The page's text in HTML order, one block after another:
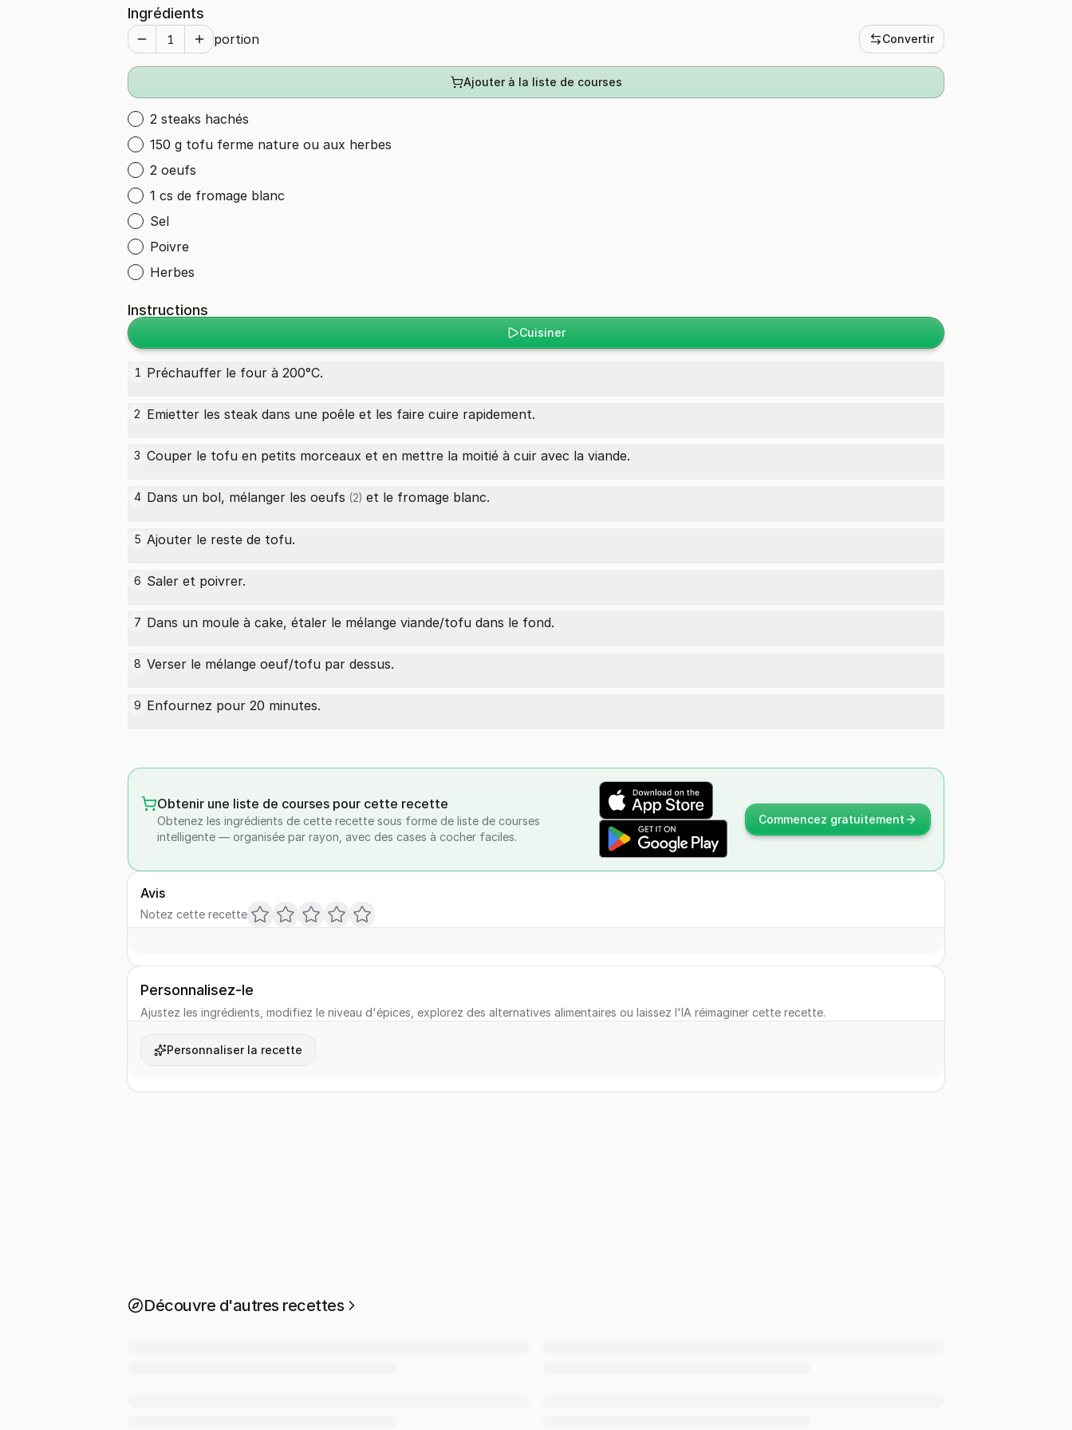
Ingrédients
portion Convertir
Ajouter à la liste de courses
2 steaks hachés
150 g tofu ferme nature ou aux herbes
2 oeufs
1 cs de fromage blanc
Sel
Poivre
Herbes
Instructions
Cuisiner
1 Préchauffer le four à 200°C.
2 Emietter les steak dans une poêle et les faire cuire rapidement.
3 Couper le tofu en petits morceaux et en mettre la moitié à cuir avec la viande.
4 Dans un bol, mélanger les oeufs (2) et le fromage blanc.
5 Ajouter le reste de tofu.
6 Saler et poivrer.
7 Dans un moule à cake, étaler le mélange viande/tofu dans le fond.
8 Verser le mélange oeuf/tofu par dessus.
9 Enfournez pour 20 minutes.
Obtenir une liste de courses pour cette recette
Obtenez les ingrédients de cette recette sous forme de liste de courses
intelligente — organisée par rayon, avec des cases à cocher faciles.
Commencez gratuitement
Avis
Notez cette recette
Personnalisez-le
Ajustez les ingrédients, modifiez le niveau d'épices, explorez des alternatives alimentaires ou laissez l'IA réimaginer cette recette.
Personnaliser la recette
Découvre d'autres recettes